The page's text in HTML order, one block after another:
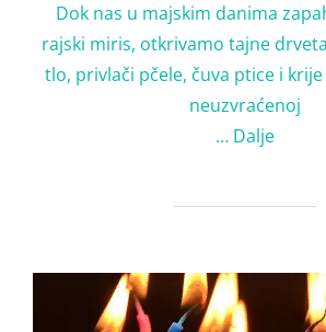
Dok nas u majskim danima
rajski miris, otkrivamo tajne
tlo, privlači pčele, čuva ptice i
neuzvraćenoj
… Dalje